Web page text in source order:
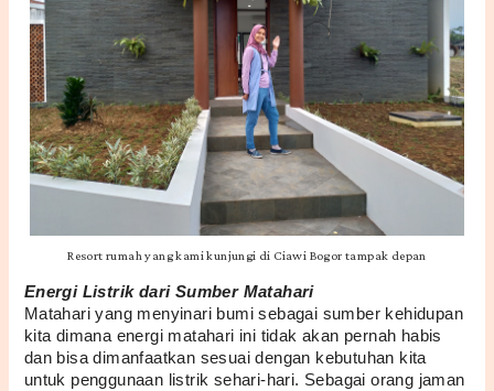
Resort rumah yang kami kunjungi di Ciawi Bogor tampak depan
Energi Listrik dari Sumber Matahari
Matahari yang menyinari bumi sebagai sumber kehidupan
kita dimana energi matahari ini tidak akan pernah habis
dan bisa dimanfaatkan sesuai dengan kebutuhan kita
untuk penggunaan listrik sehari-hari. Sebagai orang jaman